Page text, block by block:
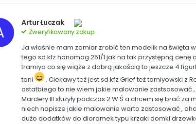
Artur Łuczak
Zweryfikowany zakup
Ja właśnie mam zamiar zrobić ten modelik na święta
tego sd.kfz hanomag 251/1 jak na tak przystępną cenę
tramiya co się wiąże z dobrą jakością to jeszcze 4
tani
. Ciekawy też jest sd.kfz Grief też tamiyowski z
ostatbiego to nie wiem jakie malowanie zastsosować
Mardery III służyły podczas 2 W.Ś a chcem się brać
niech napisze jakie malowanie warto zastosować ,
dużo dodatków do dioramek typu krzaki domki